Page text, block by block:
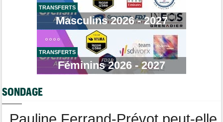
Tour de France Femmes
Puck Pieterse : "Je vise le maillot à pois..."
13:36
Tour de France Femmes
Marlen Reusser, maillot jaune : "Le Mont Ventoux, on verra"
Agenda
Le Tour Femmes, Pologne, Burgos… le programme de la fin de
Parcours, favoris, profil… La 7e étape et le Mont Ventoux !
TRANSFERTS
Masculins 2026 - 2027
TRANSFERTS
Féminins 2026 - 2027
SONDAGE
Pauline Ferrand-Prévot peut-elle